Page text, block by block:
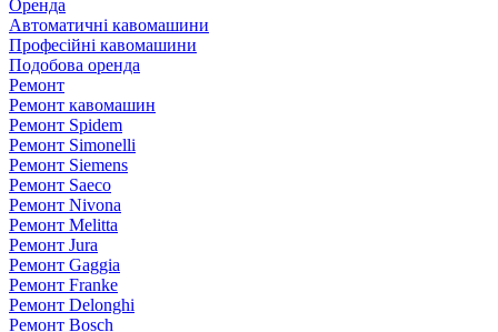
Оренда
Автоматичні кавомашини
Професійні кавомашини
Подобова оренда
Ремонт
Ремонт кавомашин
Ремонт Spidem
Ремонт Simonelli
Ремонт Siemens
Ремонт Saeco
Ремонт Nivona
Ремонт Melitta
Ремонт Jura
Ремонт Gaggia
Ремонт Franke
Ремонт Delonghi
Ремонт Bosch